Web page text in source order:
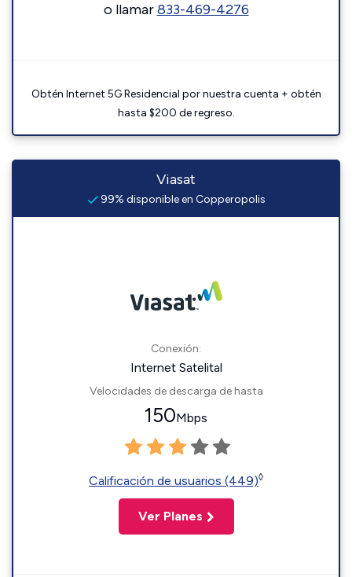
o llamar833-469-4276
Obtén Internet 5G Residencial por nuestra cuenta + obtén
hasta $200 de regreso.
Viasat
99% disponible en Copperopolis
Conexión:
Internet Satelital
Velocidades de descarga de hasta
150Mbps
Calificación de usuarios (449)◊
Ver Planes